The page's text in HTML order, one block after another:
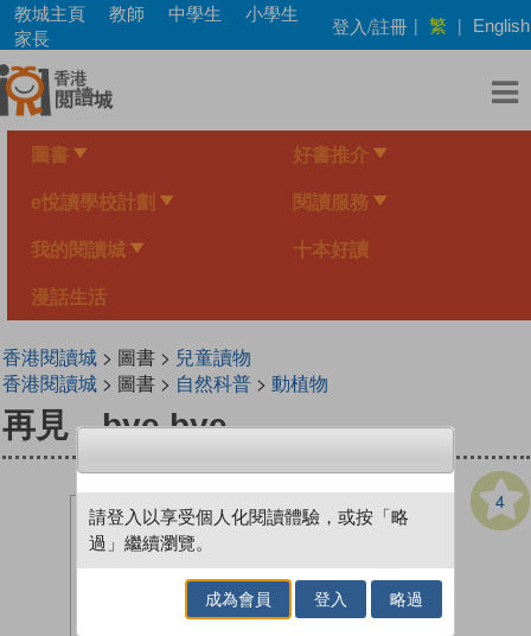
Skip
main
content
教城主頁 教師 中學生
小學生
家長
登入/註冊 | 繁 | English
圖書 好書推介
e悅讀學校計劃 閱讀服務
我的閱讀城 十本好讀
漫話生活
香港閱讀城> 圖書 > 兒童讀物
香港閱讀城> 圖書 > 自然科普> 動植物
再見，bye bye
4
請登入以享受個人化閱讀體驗，或按「略
過」繼續瀏覽。
成為會員 登入 略過